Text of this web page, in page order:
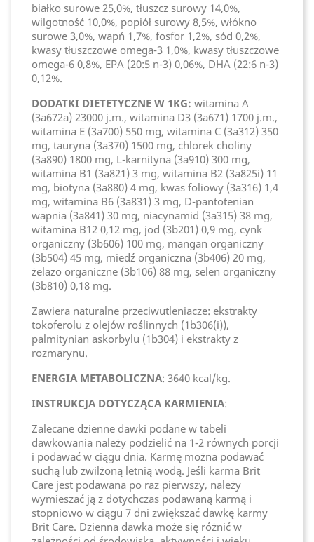
białko surowe 25,0%, tłuszcz surowy 14,0%,
wilgotność 10,0%, popiół surowy 8,5%, włókno
surowe 3,0%, wapń 1,7%, fosfor 1,2%, sód 0,2%,
kwasy tłuszczowe omega-3 1,0%, kwasy tłuszczowe
omega-6 0,8%, EPA (20:5 n-3) 0,06%, DHA (22:6 n-3)
0,12%.
DODATKI DIETETYCZNE W 1KG: witamina A
(3a672a) 23000 j.m., witamina D3 (3a671) 1700 j.m.,
witamina E (3a700) 550 mg, witamina C (3a312) 350
mg, tauryna (3a370) 1500 mg, chlorek choliny
(3a890) 1800 mg, L-karnityna (3a910) 300 mg,
witamina B1 (3a821) 3 mg, witamina B2 (3a825i) 11
mg, biotyna (3a880) 4 mg, kwas foliowy (3a316) 1,4
mg, witamina B6 (3a831) 3 mg, D-pantotenian
wapnia (3a841) 30 mg, niacynamid (3a315) 38 mg,
witamina B12 0,12 mg, jod (3b201) 0,9 mg, cynk
organiczny (3b606) 100 mg, mangan organiczny
(3b504) 45 mg, miedź organiczna (3b406) 20 mg,
żelazo organiczne (3b106) 88 mg, selen organiczny
(3b810) 0,18 mg.
Zawiera naturalne przeciwutleniacze: ekstrakty
tokoferolu z olejów roślinnych (1b306(i)),
palmitynian askorbylu (1b304) i ekstrakty z
rozmarynu.
ENERGIA METABOLICZNA: 3640 kcal/kg.
INSTRUKCJA DOTYCZĄCA KARMIENIA:
Zalecane dzienne dawki podane w tabeli
dawkowania należy podzielić na 1-2 równych porcji
i podawać w ciągu dnia. Karmę można podawać
suchą lub zwilżoną letnią wodą. Jeśli karma Brit
Care jest podawana po raz pierwszy, należy
wymieszać ją z dotychczas podawaną karmą i
stopniowo w ciągu 7 dni zwiększać dawkę karmy
Brit Care. Dzienna dawka może się różnić w